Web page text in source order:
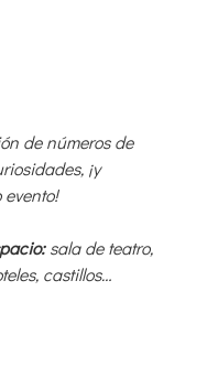
de números de
¡y
sala de teatro,
castillos…